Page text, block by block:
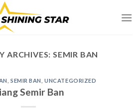
ARCHIVES: SEMIR BAN
SEMIR BAN ,UNCATEGORIZED
Semir Ban